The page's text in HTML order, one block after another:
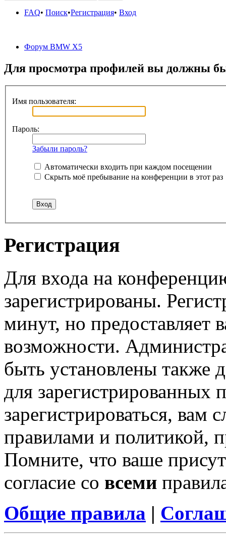
FAQ• Поиск•Регистрация• Вход
Форум BMW X5
Для просмотра профилей вы должны
Имя пользователя:
Пароль:
Забыли пароль?
Автоматически входить при каждом посещении
Скрыть моё пребывание на конференции в этот раз
Регистрация
Для входа на
зарегистрированы.
минут, но предоставляет
возможности.
быть установлены также
для зарегистрированных
зарегистрироваться, вам
правилами и политикой,
Помните, что ваше
согласие со всеми
Общие правила |